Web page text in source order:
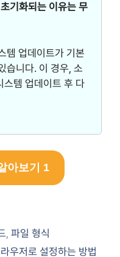
기화되는 이유는 무
템 업데이트가 기본
습니다. 이 경우, 소
스템 업데이트 후 다
아보기 1
,파일 형식
우저로 설정하는 방법